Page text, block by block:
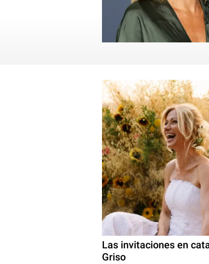
Las invitaciones en
Griso